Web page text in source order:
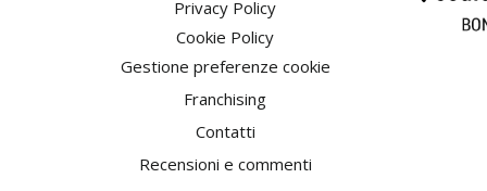
Privacy Policy
Cookie Policy
Gestione preferenze cookie
Franchising
Contatti
Recensioni e commenti